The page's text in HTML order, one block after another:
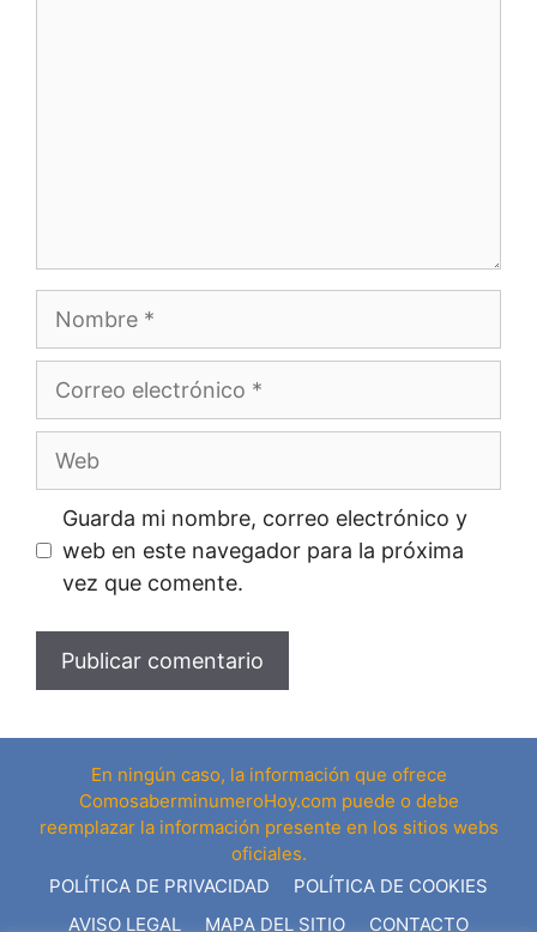
Correo
Guarda mi nombre, correo electrónico y
web en este navegador para la próxima
vez que comente.
En ningún caso, la información que ofrece
ComosaberminumeroHoy.com puede o debe
reemplazar la información presente en los sitios webs
oficiales.
POLÍTICA DE PRIVACIDAD
POLÍTICA DE COOKIES
AVISO LEGAL
MAPA DEL SITIO CONTACTO